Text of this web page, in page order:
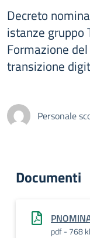
Decreto
istanze
Formazione
transizione
Personale
Documenti
pdf - 768